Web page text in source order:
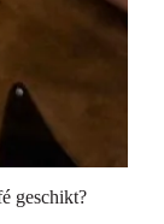
geschikt?